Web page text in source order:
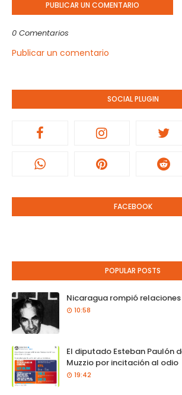
PUBLICAR UN COMENTARIO
0 Comentarios
Publicar un comentario
SOCIAL PLUGIN
FACEBOOK
POPULAR POSTS
Nicaragua rompió
10:58
El diputado Esteban Paulón
Muzzio por incitación al odio
19:42